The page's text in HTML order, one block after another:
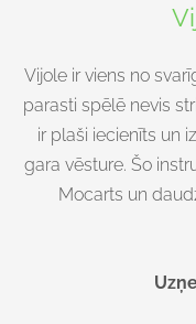
Vijole ir viens no
parasti spēlē nevis
ir plaši iecienīts un
gara vēsture. Šo
Mocarts un